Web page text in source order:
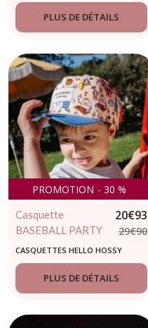
PLUS DE DÉTAILS
PROMOTION - 30 %
Casquette
BASEBALL PARTY
- HELLO HOSSY -
casquette enfant
tendance
20€93
29€90
CASQUETTES HELLO HOSSY
PLUS DE DÉTAILS